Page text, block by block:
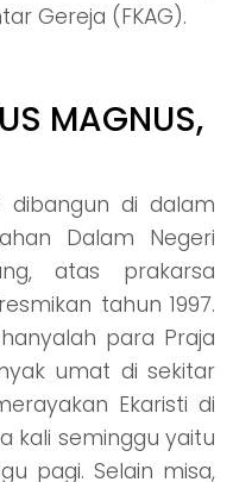
Gereja (FKAG).
MAGNUS,
dibangun di dalam
Dalam Negeri
atas prakarsa
tahun 1997.
para Praja
umat di sekitar
Ekaristi di
kali seminggu yaitu
pagi. Selain misa,